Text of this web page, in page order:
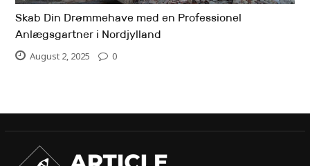
Skab Din Drømmehave med en Professionel
Anlægsgartner i Nordjylland
August 2, 2025 0